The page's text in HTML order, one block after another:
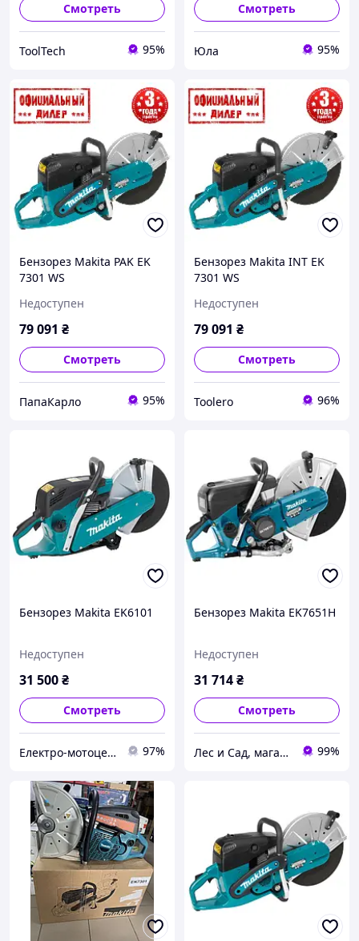
Смотреть
ToolTech 95%
Смотреть
Юла 95%
Бензорез Makita PAK EK
7301 WS
Недоступен
79 091 ₴
Смотреть
ПапаКарло 95%
Бензорез Makita INT EK
7301 WS
Недоступен
79 091 ₴
Смотреть
Toolero 96%
Бензорез Makita EK6101
Недоступен
31 500₴
Смотреть
Електро-мотоцентр 97%
Бензорез Makita EK7651H
Недоступен
31 714₴
Смотреть
Лес и Сад, магазин инструментов и садово-парковой техники 99%